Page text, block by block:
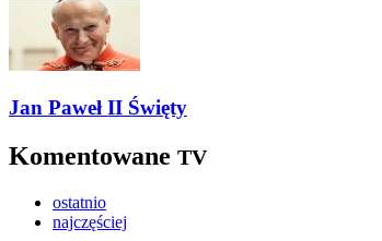
Jan Paweł II Święty
Komentowane TV
ostatnio
najczęściej